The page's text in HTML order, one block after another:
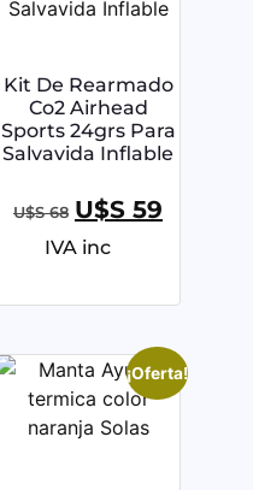
Kit De Rearmado
Co2 Airhead
Sports 24grs Para
Salvavida Inflable
U$S68 U$S 59
IVA inc
¡Oferta!